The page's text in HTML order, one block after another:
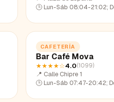
🕒 Lun-Sáb 08:04-21:02;
CAFETERÍA
Bar Café Mova
★★★★☆4.0(1099)
📍 Calle Chipre 1
🕒 Lun-Sáb 07:47-20:42;